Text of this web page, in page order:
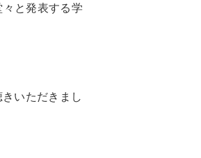
と発表する学
いただきまし